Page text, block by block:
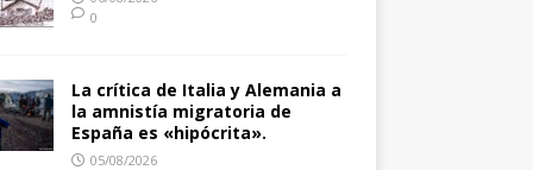
0
La crítica de Italia y Alemania a
la amnistía migratoria de
España es «hipócrita».
05/08/2026